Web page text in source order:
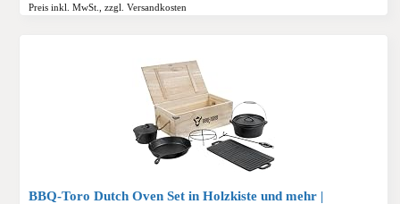
Preis inkl. MwSt., zzgl. Versandkosten
BBQ-Toro Dutch Oven Set in Holzkiste und mehr |